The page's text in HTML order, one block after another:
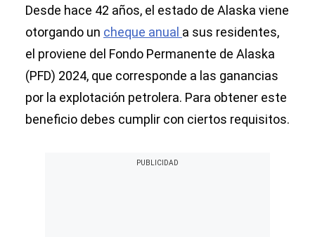
Desde hace 42 años, el estado de Alaska viene
otorgando un cheque anual a sus residentes,
el proviene del Fondo Permanente de Alaska
(PFD) 2024, que corresponde a las ganancias
por la explotación petrolera. Para obtener este
beneficio debes cumplir con ciertos requisitos.